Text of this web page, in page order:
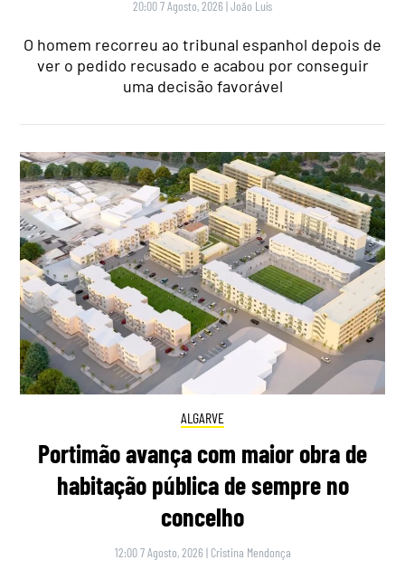
20:00 7 Agosto, 2026 |João Luís
O homem recorreu ao tribunal espanhol depois de
ver o pedido recusado e acabou por conseguir
uma decisão favorável
ALGARVE
Portimão avança com maior obra de
habitação pública de sempre no
concelho
12:00 7 Agosto, 2026 | Cristina Mendonça